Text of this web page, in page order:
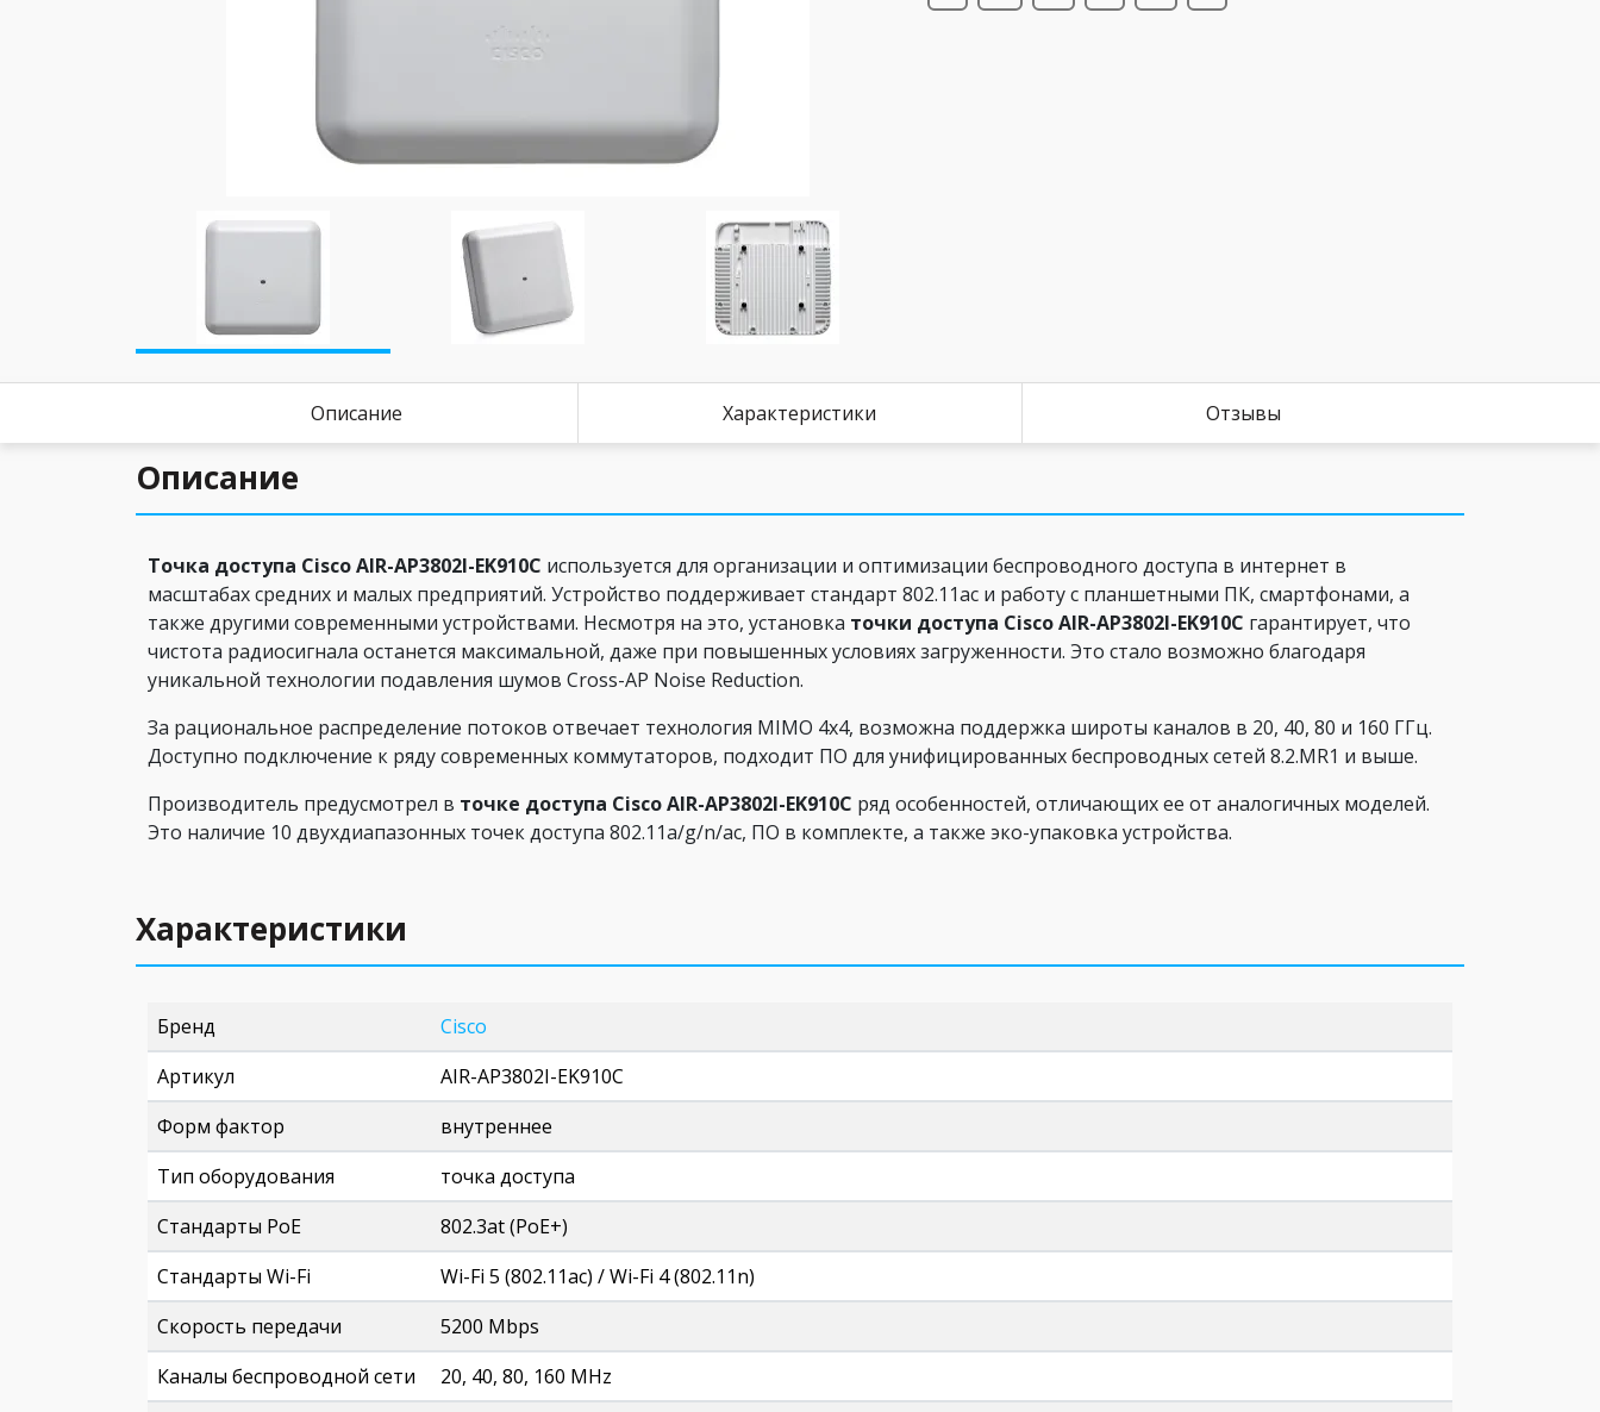
Описание Характеристики Отзывы
Описание
Точка доступа Cisco AIR-AP3802I-EK910C используется для организации и оптимизации беспроводного доступа в интернет в
масштабах средних и малых предприятий. Устройство поддерживает стандарт 802.11ac и работу с планшетными ПК, смартфонами, а
также другими современными устройствами. Несмотря на это, установка точки доступа Cisco AIR-AP3802I-EK910C гарантирует, что
чистота радиосигнала останется максимальной, даже при повышенных условиях загруженности. Это стало возможно благодаря
уникальной технологии подавления шумов Cross-AP Noise Reduction.
За рациональное распределение потоков отвечает технология MIMO 4х4, возможна поддержка широты каналов в 20, 40, 80 и 160 ГГц.
Доступно подключение к ряду современных коммутаторов, подходит ПО для унифицированных беспроводных сетей 8.2.MR1 и выше.
Производитель предусмотрел в точке доступа Cisco AIR-AP3802I-EK910C ряд особенностей, отличающих ее от аналогичных моделей.
Это наличие 10 двухдиапазонных точек доступа 802.11a/g/n/ac, ПО в комплекте, а также эко-упаковка устройства.
Характеристики
Бренд
Cisco
Артикул
AIR-AP3802I-EK910C
Форм фактор
внутреннее
Тип оборудования
точка доступа
Стандарты PoE
802.3at (PoE+)
Стандарты Wi-Fi
Wi-Fi 5 (802.11ac) / Wi-Fi 4 (802.11n)
Скорость передачи
5200 Mbps
Каналы беспроводной сети
20, 40, 80, 160 MHz